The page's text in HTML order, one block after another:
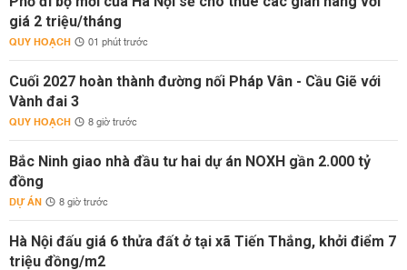
giá 2 triệu/tháng
QUY HOẠCH 01 phút trước
Cuối 2027 hoàn thành đường nối Pháp Vân - Cầu Giẽ với
Vành đai 3
QUY HOẠCH 8 giờ trước
Bắc Ninh giao nhà đầu tư hai dự án NOXH gần 2.000 tỷ
đồng
DỰ ÁN 8 giờ trước
Hà Nội đấu giá 6 thửa đất ở tại xã Tiến Thắng, khởi điểm 7
triệu đồng/m2